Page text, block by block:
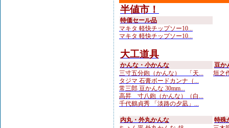
半値市！
特価セール品
マキタ 軽快チップソー10...
マキタ 軽快チップソー10...
大工道具
かんな・小かんな
三寸五分鉋（かんな） 「天...
タジマ 石膏ボードカンナ（...
常三郎 豆かんな 30mm...
高昇 寸八鉋（かんな）（白...
千代鶴貞秀 「淡路の夕凪」...
豆か
垣之
内丸・外丸かんな
特殊